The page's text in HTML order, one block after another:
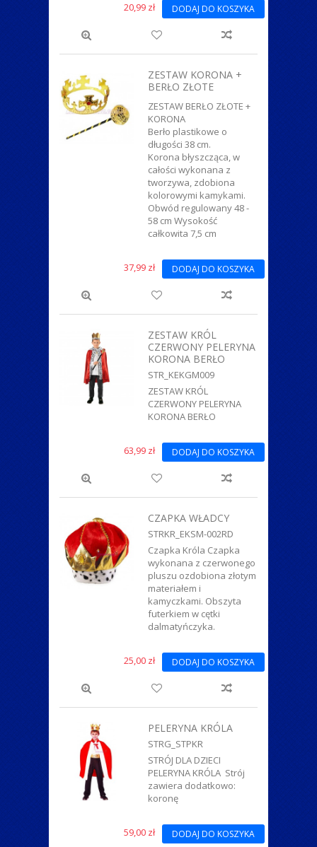
20,99 zł DODAJ DO KOSZYKA
ZESTAW KORONA +
BERŁO ZŁOTE
ZESTAW BERŁO ZŁOTE +
KORONA
Berło plastikowe o
długości 38 cm.
Korona błyszcząca, w
całości wykonana z
tworzywa, zdobiona
kolorowymi kamykami.
Obwód regulowany 48 -
58 cm Wysokość
całkowita 7,5 cm
37,99 zł DODAJ DO KOSZYKA
ZESTAW KRÓL
CZERWONY PELERYNA
KORONA BERŁO
STR_KEKGM009
ZESTAW KRÓL
CZERWONY PELERYNA
KORONA BERŁO
63,99 zł DODAJ DO KOSZYKA
CZAPKA WŁADCY
STRKR_EKSM-002RD
Czapka Króla Czapka
wykonana z czerwonego
pluszu ozdobiona złotym
materiałem i
kamyczkami. Obszyta
futerkiem w cętki
dalmatyńczyka.
25,00 zł DODAJ DO KOSZYKA
PELERYNA KRÓLA
STRG_STPKR
STRÓJ DLA DZIECI
PELERYNA KRÓLA Strój
zawiera dodatkowo:
koronę
59,00 zł DODAJ DO KOSZYKA